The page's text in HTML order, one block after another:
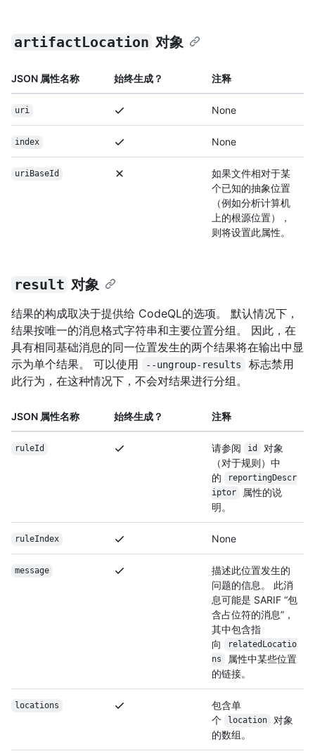
artifactLocation 对象
JSON 属性名称 始终生成？ 注释
uri None
index None
uriBaseId
如果文件相对于某
个已知的抽象位置
（例如分析计算机
上的根源位置），
则将设置此属性。
result 对象
结果的构成取决于提供给 CodeQL的选项。 默认情况下，
结果按唯一的消息格式字符串和主要位置分组。 因此，在
具有相同基础消息的同一位置发生的两个结果将在输出中显
示为单个结果。 可以使用
--ungroup-results
标志禁用
此行为，在这种情况下，不会对结果进行分组。
JSON 属性名称 始终生成？ 注释
ruleId 请参阅 id
对象
（对于规则）中
的
reportingDescr
iptor
属性的说
明。
ruleIndex None
message
描述此位置发生的
问题的信息。 此消
息可能是 SARIF “包
含占位符的消息”，
其中包含指
向
relatedLocatio
ns
属性中某些位置
的链接。
locations
包含单
个
location
对象
的数组。